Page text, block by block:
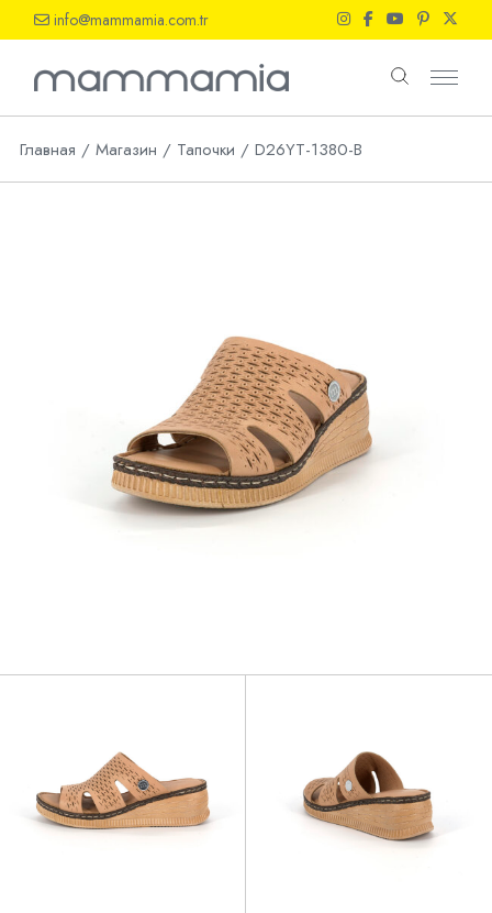
the
info@mammamia.com.tr
Главная Магазин Тапочки D26YT-1380-B